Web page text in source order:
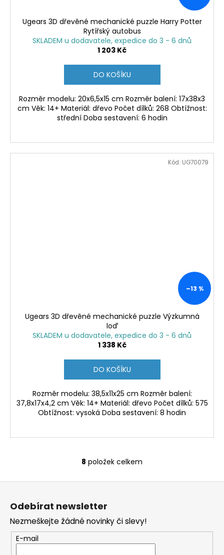
Ugears 3D dřevěné mechanické puzzle Harry Potter
Rytířský autobus
SKLADEM u dodavatele, expedice do 3 - 6 dnů
1 203 Kč
DO KOŠÍKU
Rozměr modelu: 20x6,5x15 cm Rozměr balení: 17x38x3
cm Věk: 14+ Materiál: dřevo Počet dílků: 268 Obtížnost:
střední Doba sestavení: 6 hodin
–13 %
Ugears 3D dřevěné mechanické puzzle Výzkumná
loď
SKLADEM u dodavatele, expedice do 3 - 6 dnů
1 338 Kč
DO KOŠÍKU
Rozměr modelu: 38,5x11x25 cm Rozměr balení:
37,8x17x4,2 cm Věk: 14+ Materiál: dřevo Počet dílků: 575
Obtížnost: vysoká Doba sestavení: 8 hodin
Kód: UG70079
O
a
c
í
8 položek celkem
Z
Odebírat newsletter
Nezmeškejte žádné novinky či slevy!
E-mail